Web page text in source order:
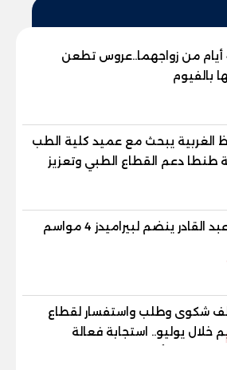
بعد 4 أيام من زواجهما..عروس تطعن
بالفيوم
الغربية يبحث مع عميد كلية الطب
طنطا دعم القطاع الطبي وتعزيز
من الخبرات الأكاديمية
القادر ينضم لبيراميدز 4 مواسم
ألف شكوى وطلب واستفسار لقطاع
خلال يوليو.. استجابة فعالة
الطلاب وأولياء الأمور